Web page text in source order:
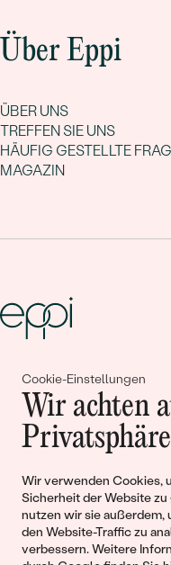
Cookie-Einstellungen
Wir achten
Privatsphäre
Wir verwenden Cookies,
Sicherheit der Website
nutzen wir sie außerdem,
den Website-Traffic zu
verbessern. Weitere
Über Eppi
ÜBER UNS
TREFFEN SIE UNS
HÄUFIG GESTELLTE
MAGAZIN
Gemeinsam
Geschichten
Liebe
Begleiten Sie uns!